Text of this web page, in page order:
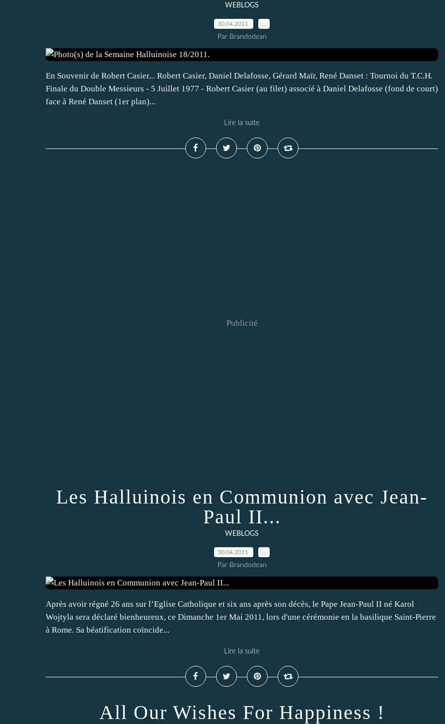
WEBLOGS
30.04.2011
Par Brandodean
En Souvenir de Robert Casier... Robert Casier, Daniel Delafosse, Gérard Maïr, René Danset : Tournoi du T.C.H.
Finale du Double Messieurs - 5 Juillet 1977 - Robert Casier (au filet) associé à Daniel Delafosse (fond de court)
face à René Danset (1er plan)...
Lire la suite
Publicité
Les Halluinois en Communion avec Jean-
Paul II...
WEBLOGS
30.04.2011
Par Brandodean
Après avoir régné 26 ans sur l’Eglise Catholique et six ans après son décès, le Pape Jean-Paul II né Karol
Wojtyla sera déclaré bienheureux, ce Dimanche 1er Mai 2011, lors d'une cérémonie en la basilique Saint-Pierre
à Rome. Sa béatification coïncide...
Lire la suite
All Our Wishes For Happiness !